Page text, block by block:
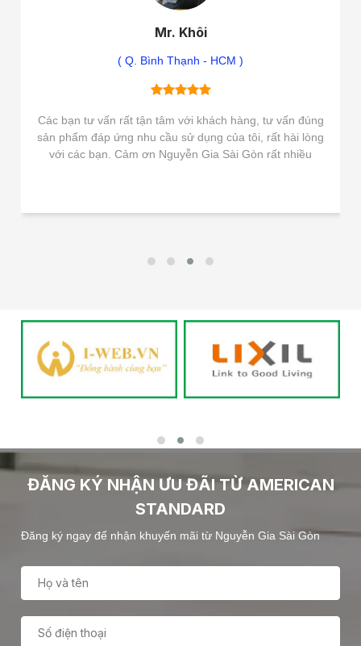
Mr. Khôi
( Q. Bình Thạnh - HCM )
Các bạn tư vấn rất tận tâm với khách hàng, tư vấn đúng
sản phẩm đáp ứng nhu cầu sử dụng của tôi, rất hài lòng
với các bạn. Cảm ơn Nguyễn Gia Sài Gòn rất nhiều
ĐĂNG KÝ NHẬN ƯU ĐÃI TỪ AMERICAN
STANDARD
Đăng ký ngay để nhận khuyến mãi từ Nguyễn Gia Sài Gòn